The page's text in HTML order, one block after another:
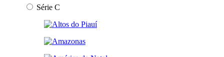
Série C